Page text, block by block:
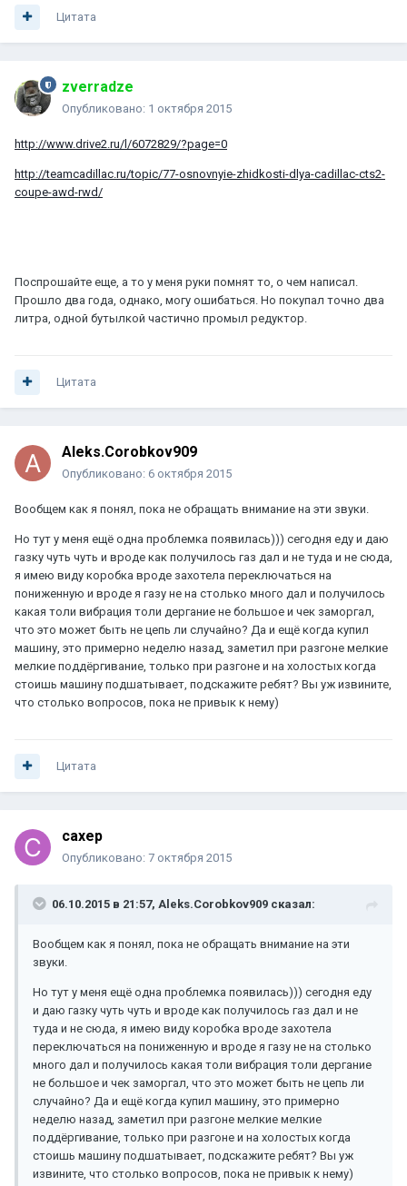
Цитата
zverradze
Опубликовано: 1 октября 2015
http://www.drive2.ru/l/6072829/?page=0
http://teamcadillac.ru/topic/77-osnovnyie-zhidkosti-dlya-cadillac-cts2-
coupe-awd-rwd/
Поспрошайте еще, а то у меня руки помнят то, о чем написал.
Прошло два года, однако, могу ошибаться. Но покупал точно два
литра, одной бутылкой частично промыл редуктор.
Цитата
Aleks.Corobkov909
Опубликовано: 6 октября 2015
Вообщем как я понял, пока не обращать внимание на эти звуки.
Но тут у меня ещё одна проблемка появилась))) сегодня еду и даю
газку чуть чуть и вроде как получилось газ дал и не туда и не сюда,
я имею виду коробка вроде захотела переключаться на
пониженную и вроде я газу не на столько много дал и получилось
какая толи вибрация толи дергание не большое и чек заморгал,
что это может быть не цепь ли случайно? Да и ещё когда купил
машину, это примерно неделю назад, заметил при разгоне мелкие
мелкие поддёргивание, только при разгоне и на холостых когда
стоишь машину подшатывает, подскажите ребят? Вы уж извините,
что столько вопросов, пока не привык к нему)
Цитата
caxep
Опубликовано: 7 октября 2015
06.10.2015 в 21:57, Aleks.Corobkov909 сказал:
Вообщем как я понял, пока не обращать внимание на эти
звуки.
Но тут у меня ещё одна проблемка появилась))) сегодня еду
и даю газку чуть чуть и вроде как получилось газ дал и не
туда и не сюда, я имею виду коробка вроде захотела
переключаться на пониженную и вроде я газу не на столько
много дал и получилось какая толи вибрация толи дергание
не большое и чек заморгал, что это может быть не цепь ли
случайно? Да и ещё когда купил машину, это примерно
неделю назад, заметил при разгоне мелкие мелкие
поддёргивание, только при разгоне и на холостых когда
стоишь машину подшатывает, подскажите ребят? Вы уж
извините, что столько вопросов, пока не привык к нему)